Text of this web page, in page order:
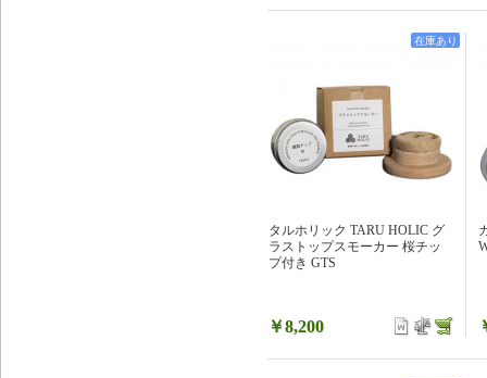
タルホリック TARU HOLIC グ
ラストップスモーカー 桜チッ
プ付き GTS
￥8,200
在庫あり